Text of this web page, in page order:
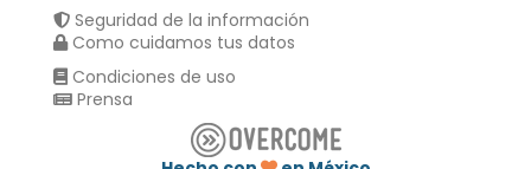
Seguridad de la información
Como cuidamos tus datos
Condiciones de uso
Prensa